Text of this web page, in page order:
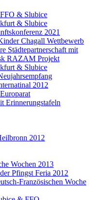
& Slubice
& Slubice
2021
Chagall Wettbewerb
Städtepartnerschaft mit
RAZAM Projekt
& Slubice
2012
Erinnerungstafeln
2012
Wochen 2013
Pfingst Feria 2012
Französischen Woche